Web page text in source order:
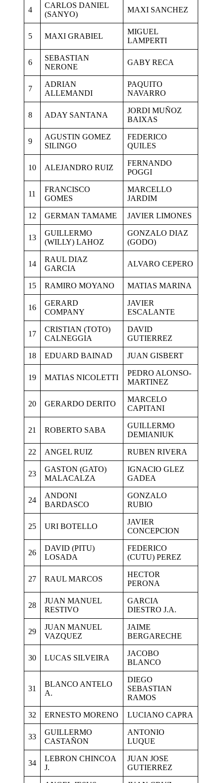
4
CARLOS DANIEL
(SANYO)
MAXI SANCHEZ
5 MAXI GRABIEL
MIGUEL
LAMPERTI
6
SEBASTIAN
NERONE
GABY RECA
7
ADRIAN
ALLEMANDI
PAQUITO
NAVARRO
8 ADAY SANTANA
JORDI MUÑOZ
BAIXAS
9
AGUSTIN GOMEZ
SILINGO
FEDERICO
QUILES
10 ALEJANDRO RUIZ
FERNANDO
POGGI
11
FRANCISCO
GOMES
MARCELLO
JARDIM
12 GERMAN TAMAME JAVIER LIMONES
13
GUILLERMO
(WILLY) LAHOZ
GONZALO DIAZ
(GODO)
14
RAUL DIAZ
GARCIA
ALVARO CEPERO
15 RAMIRO MOYANO MATIAS MARINA
16
GERARD
COMPANY
JAVIER
ESCALANTE
17
CRISTIAN (TOTO)
CALNEGGIA
DAVID
GUTIERREZ
18 EDUARD BAINAD JUAN GISBERT
19 MATIAS NICOLETTI
PEDRO ALONSO-
MARTINEZ
20 GERARDO DERITO
MARCELO
CAPITANI
21 ROBERTO SABA
GUILLERMO
DEMIANIUK
22 ANGEL RUIZ RUBEN RIVERA
23
GASTON (GATO)
MALACALZA
IGNACIO GLEZ
GADEA
24
ANDONI
BARDASCO
GONZALO
RUBIO
25 URI BOTELLO
JAVIER
CONCEPCION
26
DAVID (PITU)
LOSADA
FEDERICO
(CUTU) PEREZ
27 RAUL MARCOS
HECTOR
PERONA
28
JUAN MANUEL
RESTIVO
GARCIA
DIESTRO J.A.
29
JUAN MANUEL
VAZQUEZ
JAIME
BERGARECHE
30 LUCAS SILVEIRA
JACOBO
BLANCO
31
BLANCO ANTELO
A.
DIEGO
SEBASTIAN
RAMOS
32 ERNESTO MORENO LUCIANO CAPRA
33
GUILLERMO
CASTAÑON
ANTONIO
LUQUE
34
LEBRON CHINCOA
J.
JUAN JOSE
GUTIERREZ